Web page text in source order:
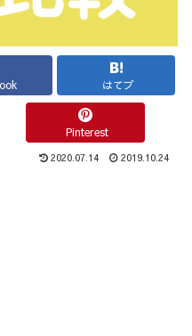
はてブ
Pinterest
2020.07.14 2019.10.24